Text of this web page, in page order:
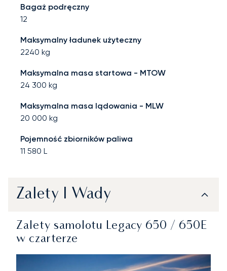
Bagaż podręczny
12
Maksymalny ładunek użyteczny
2240 kg
Maksymalna masa startowa - MTOW
24 300 kg
Maksymalna masa lądowania - MLW
20 000 kg
Pojemność zbiorników paliwa
11 580 L
Zalety I Wady
Zalety samolotu Legacy 650 / 650E
w czarterze